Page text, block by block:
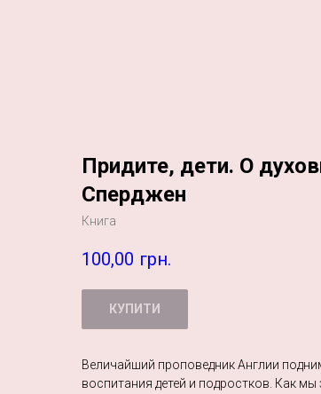
Придите, дети. О
Сперджен
Книга
100,00 грн.
КУПИТИ
Величайший проповедник Англии
воспитания детей и подростков. Как